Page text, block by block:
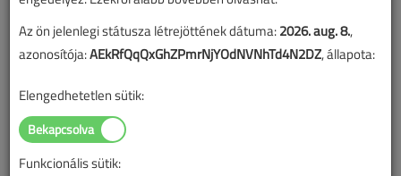
SZERZŐK LISTÁJA
566 ||
Horváth Áron cikkei
Az ön jelenlegi státusza létrejöttének dátuma:2026. aug. 8.,
azonosítója:AEkRfQqQxGhZPmrNjYOdNVNhTd4N2DZ, állapota:
Elengedhetetlen sütik:
Funkcionális sütik: